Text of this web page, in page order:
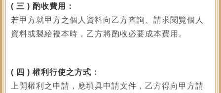
( 三 ) 酌收費用：
若甲方就甲方之個人資料向乙方查詢、請求閱覽個人
資料或製給複本時，乙方將酌收必要成本費用。
( 四 ) 權利行使之方式：
上開權利之申請，應填具申請文件，乙方得向甲方請